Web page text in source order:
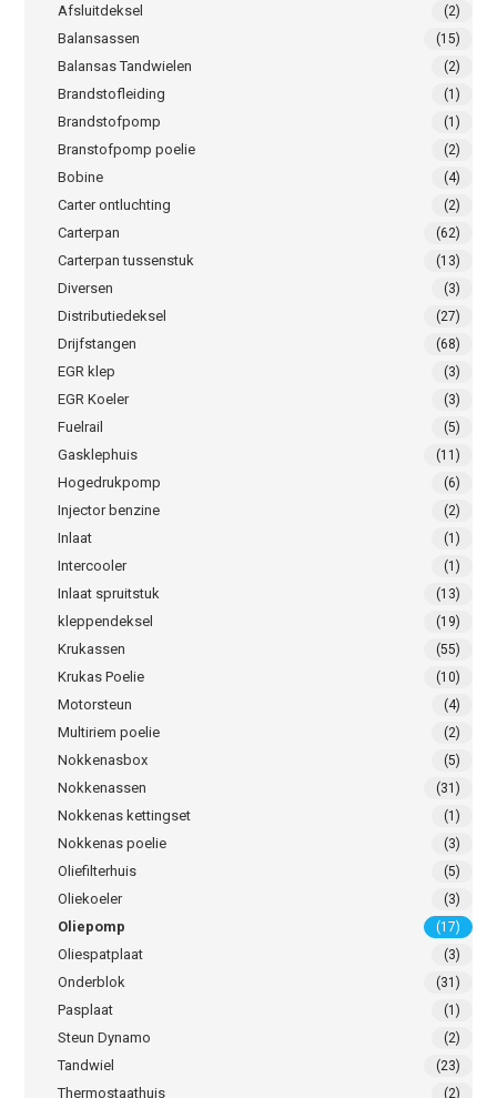
Afsluitdeksel (2)
Balansassen (15)
Balansas Tandwielen (2)
Brandstofleiding (1)
Brandstofpomp (1)
Branstofpomp poelie (2)
Bobine (4)
Carter ontluchting (2)
Carterpan (62)
Carterpan tussenstuk (13)
Diversen (3)
Distributiedeksel (27)
Drijfstangen (68)
EGR klep (3)
EGR Koeler (3)
Fuelrail (5)
Gasklephuis (11)
Hogedrukpomp (6)
Injector benzine (2)
Inlaat (1)
Intercooler (1)
Inlaat spruitstuk (13)
kleppendeksel (19)
Krukassen (55)
Krukas Poelie (10)
Motorsteun (4)
Multiriem poelie (2)
Nokkenasbox (5)
Nokkenassen (31)
Nokkenas kettingset (1)
Nokkenas poelie (3)
Oliefilterhuis (5)
Oliekoeler (3)
Oliepomp (17)
Oliespatplaat (3)
Onderblok (31)
Pasplaat (1)
Steun Dynamo (2)
Tandwiel (23)
Thermostaathuis (2)